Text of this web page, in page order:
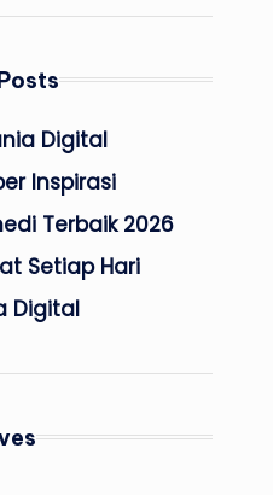
Digital
Inspirasi
Terbaik 2026
Setiap Hari
Digital